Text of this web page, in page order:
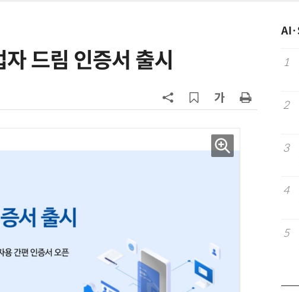
드림 인증서 출시
6
美 행정부, AI 모델 '해킹 등 사이버
구광모 LG 회장, 내주 美 실리콘밸리
8
[르포] 정부 GPU 7656장 운영 최전
선…'NHN 팩토리X' 가보니
원…“韓이 아태 승부처”
1
2
3
4
5